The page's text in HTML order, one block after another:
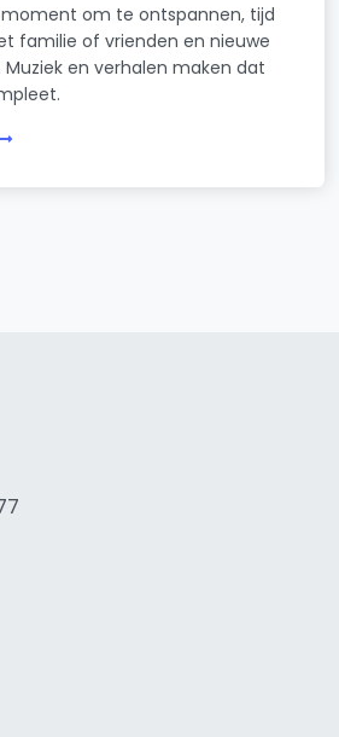
om te ontspannen, tijd
familie of vrienden en nieuwe
en verhalen maken dat